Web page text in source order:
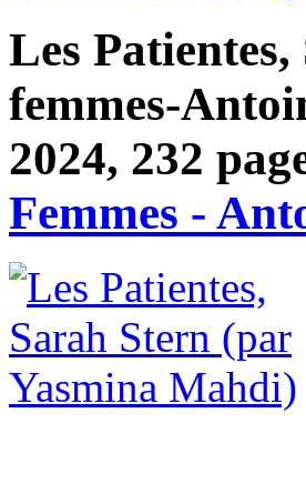
Les
femmes-
2024, 232
Femmes -